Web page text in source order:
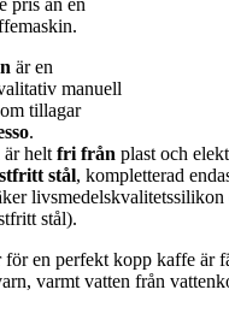
är en
manuell
tillagar
.
helt fri från plast och
stål, kompletterad
stål).
en perfekt kopp kaffe är
varmt vatten från